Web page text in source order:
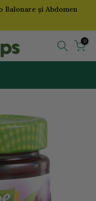
Balonare și Abdomen
0